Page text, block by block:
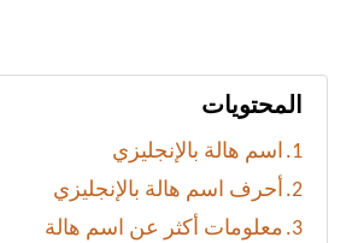
المحتويات
اسم هالة بالإنجليزي
أحرف اسم هالة بالإنجليزي
معلومات أكثر عن اسم هالة